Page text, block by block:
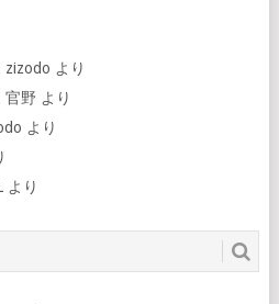
zizodo より
官野 より
より
より